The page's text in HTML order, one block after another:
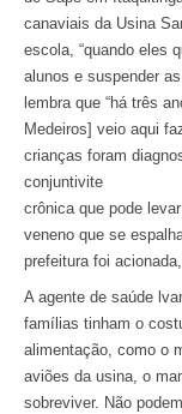
canaviais da Usina
escola, “quando eles
alunos e suspender
lembra que “há três
Medeiros] veio aqui
crianças foram
conjuntivite
crônica que pode
veneno que se
prefeitura foi
A agente de saúde
famílias tinham o
alimentação, como o
aviões da usina, o
sobreviver. Não